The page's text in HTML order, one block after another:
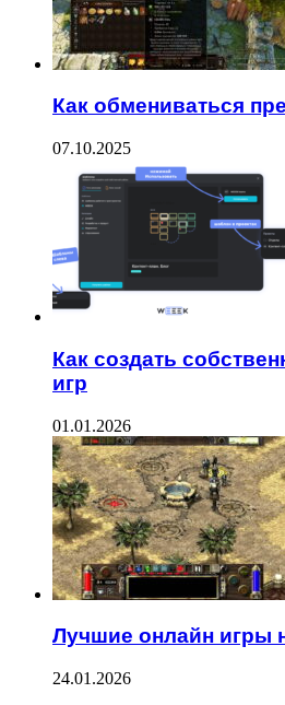
Как обмениваться
07.10.2025
Как создать
игр
01.01.2026
Лучшие онлайн игры
24.01.2026